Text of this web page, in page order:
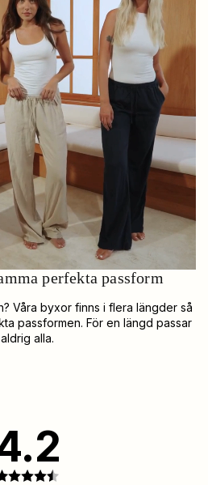
perfekta passform
Våra byxor finns i flera längder så
passformen. För en längd passar
aldrig alla.